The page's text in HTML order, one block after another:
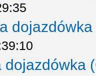
dojazdówka